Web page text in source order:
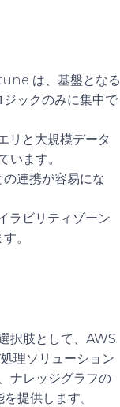
は、基盤となる
ックのみに集中で
リと大規模データ
います。
連携が容易にな
ラビリティゾーン
。
肢として、 AWS
理ソリューション
ナレッジグラフの
提供します。